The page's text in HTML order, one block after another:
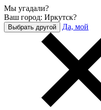
Мы угадали?
Ваш город: Иркутск?
Выбрать другой Да, мой